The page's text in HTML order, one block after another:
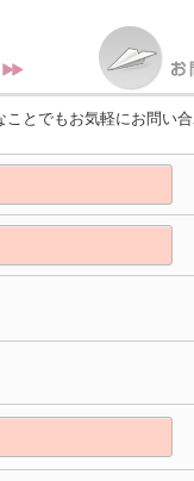
とでもお気軽にお問い